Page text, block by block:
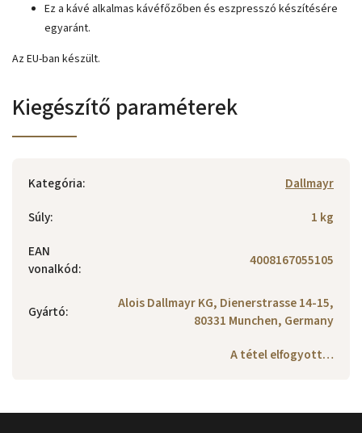
Ez a kávé alkalmas kávéfőzőben és eszpresszó készítésére
egyaránt.
Az EU-ban készült.
Kiegészítő paraméterek
Kategória:
Dallmayr
Súly:
1 kg
EAN
vonalkód: 4008167055105
Gyártó:
Alois Dallmayr KG, Dienerstrasse 14-15,
80331 Munchen, Germany
A tétel elfogyott…